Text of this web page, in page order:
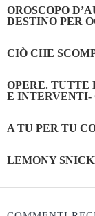
OROSCOPO
DESTINO PER
CIÒ CHE
OPERE. TUTTE
E INTERVENTI-
A TU PER TU
LEMONY